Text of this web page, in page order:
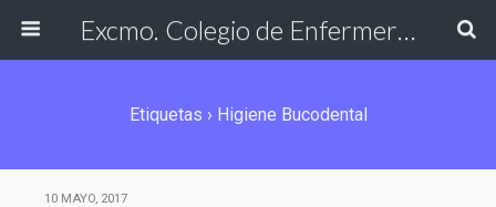
Excmo. Colegio de Enfermería de Cádiz
Etiquetas › Higiene Bucodental
10 MAYO, 2017